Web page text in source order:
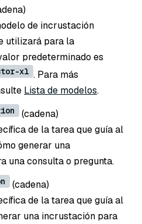
)
de incrustación
utilizará para la
predeterminado es
xl . Para más
Lista de modelos.
(cadena)
de la tarea que guía al
generar una
una consulta o pregunta.
(cadena)
de la tarea que guía al
una incrustación para